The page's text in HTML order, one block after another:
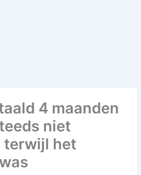
4 maanden
niet
terwijl het